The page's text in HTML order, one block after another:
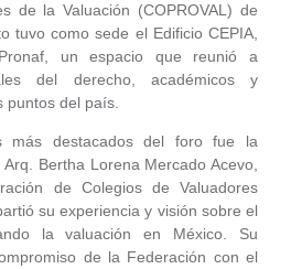
de la Valuación (COPROVAL) de
tuvo como sede el Edificio CEPIA,
un espacio que reunió a
del derecho, académicos y
puntos del país.
más destacados del foro fue la
Bertha Lorena Mercado Acevo,
de Colegios de Valuadores
su experiencia y visión sobre el
la valuación en México. Su
de la Federación con el